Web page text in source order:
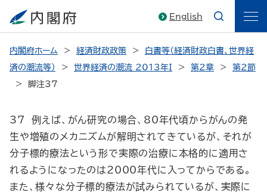
English
内閣府ホーム 経済財政政策
白書等（経済財政白書、世界経
済の潮流等）
世界経済の潮流 2013年I 第2章
第2節
脚注37
37 例えば、がん研究の場合、80年代頃からがんの発
生や増殖のメカニズムが解明されてきているが、それが
分子標的療法という形で実際の治療に本格的に適用さ
れるようになったのは2000年代に入ってからである。
また、様々な分子標的療法が試みられているが、実際に